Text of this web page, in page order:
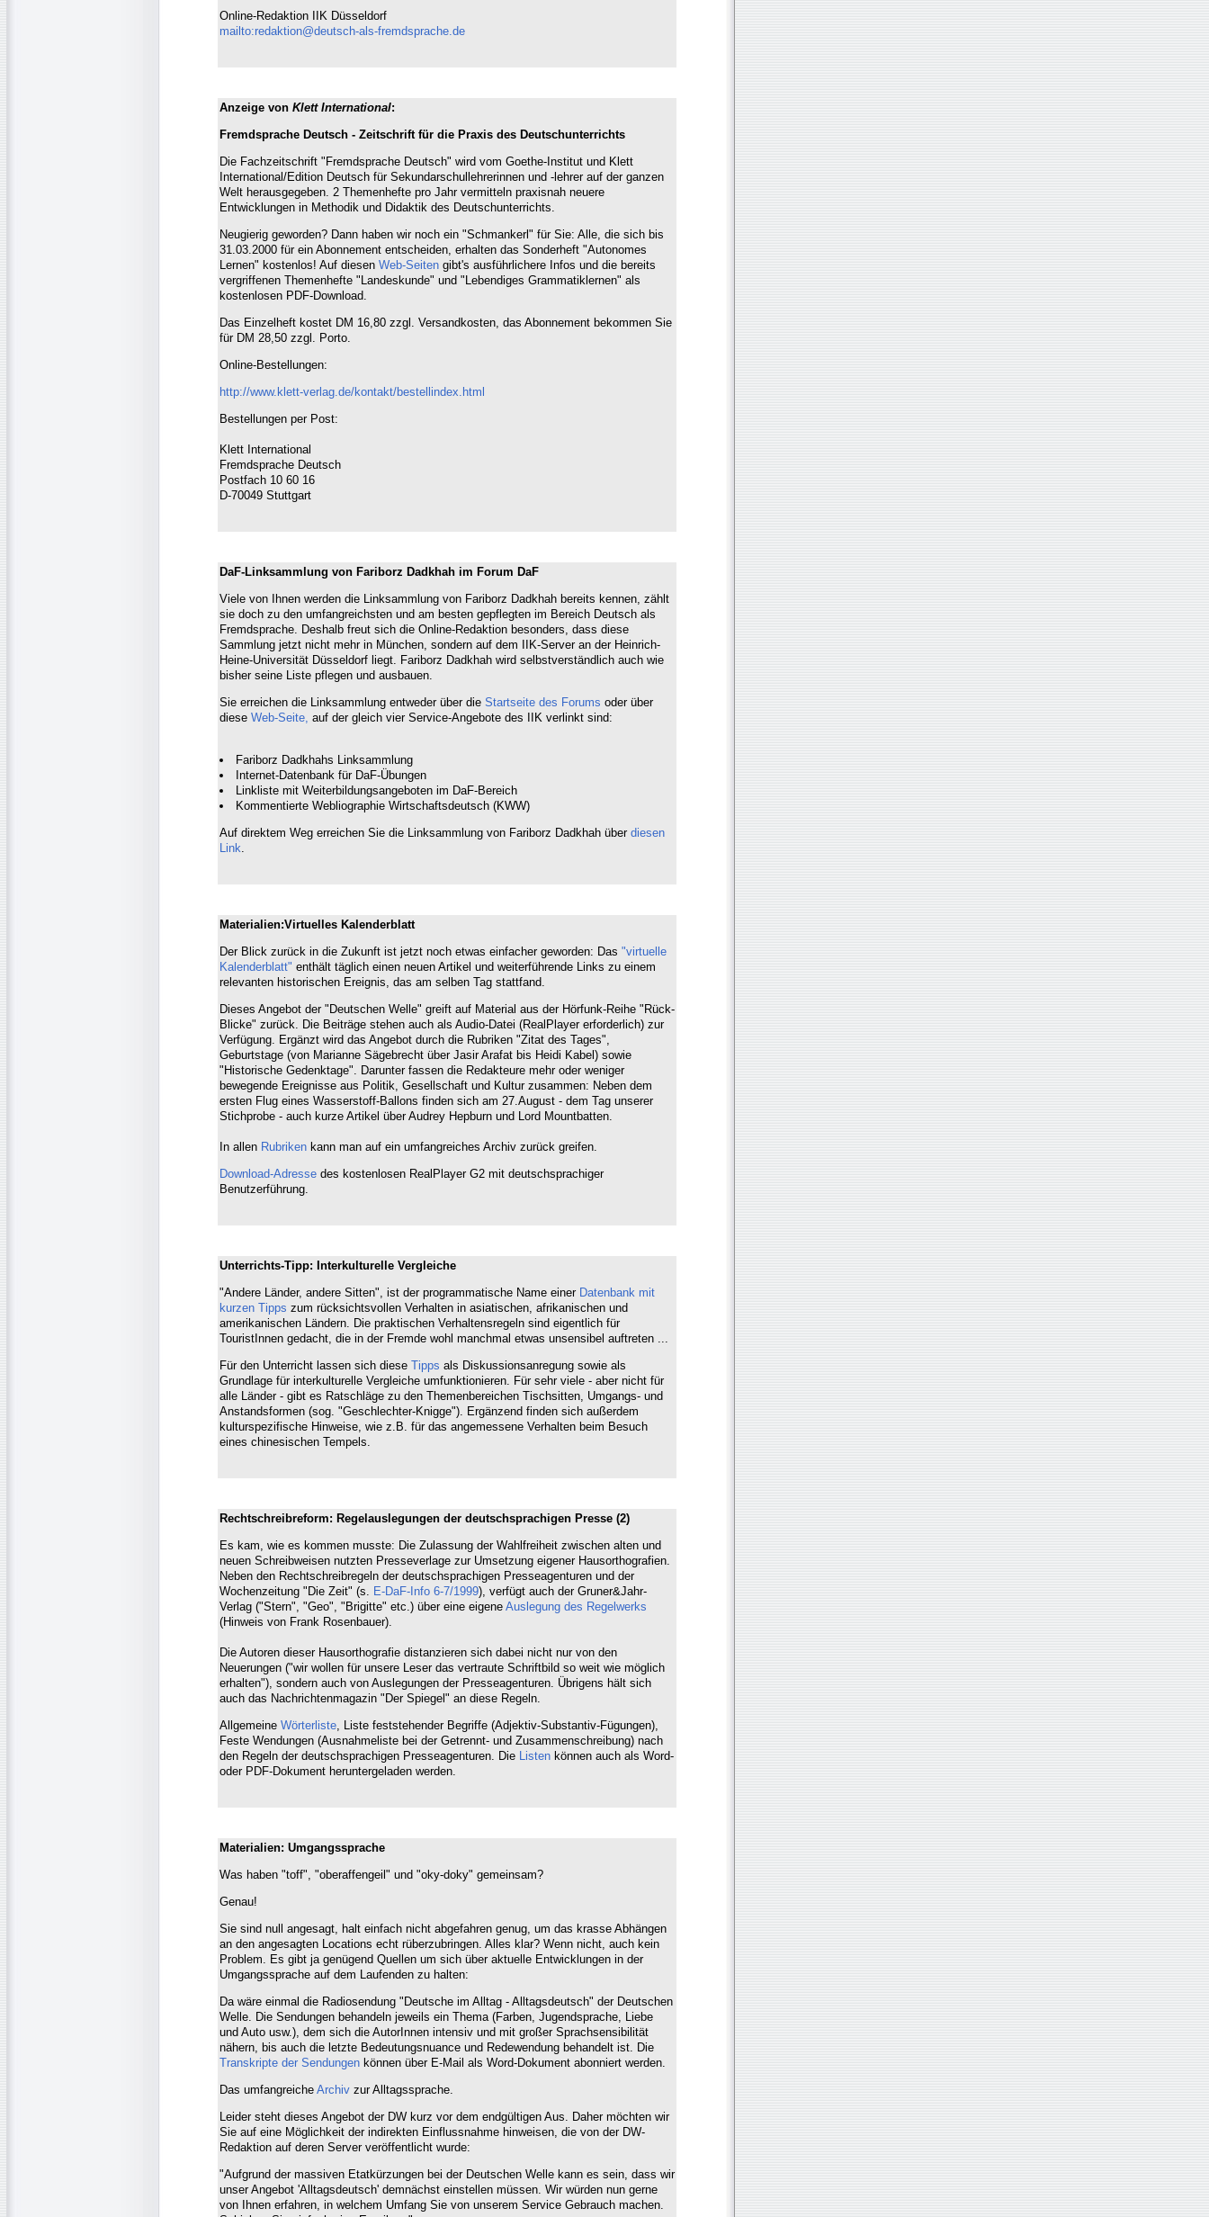
Online-Redaktion IIK Düsseldorf
mailto:redaktion@deutsch-als-fremdsprache.de
Anzeige von Klett International:
Fremdsprache Deutsch - Zeitschrift für die Praxis des Deutschunterrichts
Die Fachzeitschrift "Fremdsprache Deutsch" wird vom Goethe-Institut und Klett
International/Edition Deutsch für Sekundarschullehrerinnen und -lehrer auf der ganzen
Welt herausgegeben. 2 Themenhefte pro Jahr vermitteln praxisnah neuere
Entwicklungen in Methodik und Didaktik des Deutschunterrichts.
Neugierig geworden? Dann haben wir noch ein "Schmankerl" für Sie: Alle, die sich bis
31.03.2000 für ein Abonnement entscheiden, erhalten das Sonderheft "Autonomes
Lernen" kostenlos! Auf diesen Web-Seiten gibt's ausführlichere Infos und die bereits
vergriffenen Themenhefte "Landeskunde" und "Lebendiges Grammatiklernen" als
kostenlosen PDF-Download.
Das Einzelheft kostet DM 16,80 zzgl. Versandkosten, das Abonnement bekommen Sie
für DM 28,50 zzgl. Porto.
Online-Bestellungen:
http://www.klett-verlag.de/kontakt/bestellindex.html
Bestellungen per Post:
Klett International
Fremdsprache Deutsch
Postfach 10 60 16
D-70049 Stuttgart
DaF-Linksammlung von Fariborz Dadkhah im Forum DaF
Viele von Ihnen werden die Linksammlung von Fariborz Dadkhah bereits kennen, zählt
sie doch zu den umfangreichsten und am besten gepflegten im Bereich Deutsch als
Fremdsprache. Deshalb freut sich die Online-Redaktion besonders, dass diese
Sammlung jetzt nicht mehr in München, sondern auf dem IIK-Server an der Heinrich-
Heine-Universität Düsseldorf liegt. Fariborz Dadkhah wird selbstverständlich auch wie
bisher seine Liste pflegen und ausbauen.
Sie erreichen die Linksammlung entweder über die Startseite des Forums oder über
diese Web-Seite, auf der gleich vier Service-Angebote des IIK verlinkt sind:
Fariborz Dadkhahs Linksammlung
Internet-Datenbank für DaF-Übungen
Linkliste mit Weiterbildungsangeboten im DaF-Bereich
Kommentierte Webliographie Wirtschaftsdeutsch (KWW)
Auf direktem Weg erreichen Sie die Linksammlung von Fariborz Dadkhah über diesen
Link
Materialien:Virtuelles Kalenderblatt
Der Blick zurück in die Zukunft ist jetzt noch etwas einfacher geworden: Das "virtuelle
Kalenderblatt" enthält täglich einen neuen Artikel und weiterführende Links zu einem
relevanten historischen Ereignis, das am selben Tag stattfand.
Dieses Angebot der "Deutschen Welle" greift auf Material aus der Hörfunk-Reihe "Rück-
Blicke" zurück. Die Beiträge stehen auch als Audio-Datei (RealPlayer erforderlich) zur
Verfügung. Ergänzt wird das Angebot durch die Rubriken "Zitat des Tages",
Geburtstage (von Marianne Sägebrecht über Jasir Arafat bis Heidi Kabel) sowie
"Historische Gedenktage". Darunter fassen die Redakteure mehr oder weniger
bewegende Ereignisse aus Politik, Gesellschaft und Kultur zusammen: Neben dem
ersten Flug eines Wasserstoff-Ballons finden sich am 27.August - dem Tag unserer
Stichprobe - auch kurze Artikel über Audrey Hepburn und Lord Mountbatten.
In allen Rubriken kann man auf ein umfangreiches Archiv zurück greifen.
Download-Adresse des kostenlosen RealPlayer G2 mit deutschsprachiger
Benutzerführung.
Unterrichts-Tipp: Interkulturelle Vergleiche
"Andere Länder, andere Sitten", ist der programmatische Name einer Datenbank mit
kurzen Tipps zum rücksichtsvollen Verhalten in asiatischen, afrikanischen und
amerikanischen Ländern. Die praktischen Verhaltensregeln sind eigentlich für
TouristInnen gedacht, die in der Fremde wohl manchmal etwas unsensibel auftreten ...
Für den Unterricht lassen sich diese Tipps als Diskussionsanregung sowie als
Grundlage für interkulturelle Vergleiche umfunktionieren. Für sehr viele - aber nicht für
alle Länder - gibt es Ratschläge zu den Themenbereichen Tischsitten, Umgangs- und
Anstandsformen (sog. "Geschlechter-Knigge"). Ergänzend finden sich außerdem
kulturspezifische Hinweise, wie z.B. für das angemessene Verhalten beim Besuch
eines chinesischen Tempels.
Rechtschreibreform: Regelauslegungen der deutschsprachigen Presse (2)
Es kam, wie es kommen musste: Die Zulassung der Wahlfreiheit zwischen alten und
neuen Schreibweisen nutzten Presseverlage zur Umsetzung eigener Hausorthografien.
Neben den Rechtschreibregeln der deutschsprachigen Presseagenturen und der
Wochenzeitung "Die Zeit" (s. E-DaF-Info 6-7/1999), verfügt auch der Gruner&Jahr-
Verlag ("Stern", "Geo", "Brigitte" etc.) über eine eigene Auslegung des Regelwerks
(Hinweis von Frank Rosenbauer).
Die Autoren dieser Hausorthografie distanzieren sich dabei nicht nur von den
Neuerungen ("wir wollen für unsere Leser das vertraute Schriftbild so weit wie möglich
erhalten"), sondern auch von Auslegungen der Presseagenturen. Übrigens hält sich
auch das Nachrichtenmagazin "Der Spiegel" an diese Regeln.
Allgemeine Wörterliste , Liste feststehender Begriffe (Adjektiv-Substantiv-Fügungen),
Feste Wendungen (Ausnahmeliste bei der Getrennt- und Zusammenschreibung) nach
den Regeln der deutschsprachigen Presseagenturen. Die Listen können auch als Word-
oder PDF-Dokument heruntergeladen werden.
Materialien: Umgangssprache
Was haben "toff", "oberaffengeil" und "oky-doky" gemeinsam?
Genau!
Sie sind null angesagt, halt einfach nicht abgefahren genug, um das krasse Abhängen
an den angesagten Locations echt rüberzubringen. Alles klar? Wenn nicht, auch kein
Problem. Es gibt ja genügend Quellen um sich über aktuelle Entwicklungen in der
Umgangssprache auf dem Laufenden zu halten:
Da wäre einmal die Radiosendung "Deutsche im Alltag - Alltagsdeutsch" der Deutschen
Welle. Die Sendungen behandeln jeweils ein Thema (Farben, Jugendsprache, Liebe
und Auto usw.), dem sich die AutorInnen intensiv und mit großer Sprachsensibilität
nähern, bis auch die letzte Bedeutungsnuance und Redewendung behandelt ist. Die
Transkripte der Sendungen können über E-Mail als Word-Dokument abonniert werden.
Das umfangreiche Archiv zur Alltagssprache.
Leider steht dieses Angebot der DW kurz vor dem endgültigen Aus. Daher möchten wir
Sie auf eine Möglichkeit der indirekten Einflussnahme hinweisen, die von der DW-
Redaktion auf deren Server veröffentlicht wurde:
"Aufgrund der massiven Etatkürzungen bei der Deutschen Welle kann es sein, dass wir
unser Angebot 'Alltagsdeutsch' demnächst einstellen müssen. Wir würden nun gerne
von Ihnen erfahren, in welchem Umfang Sie von unserem Service Gebrauch machen.